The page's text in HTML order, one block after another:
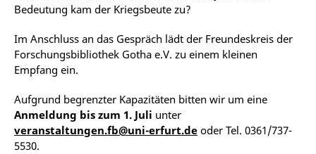
Bedeutung kam der Kriegsbeute zu?
Im Anschluss an das Gespräch lädt der Freundeskreis der
Forschungsbibliothek Gotha e.V. zu einem kleinen
Empfang ein.
Aufgrund begrenzter Kapazitäten bitten wir um eine
Anmeldung bis zum 1. Juli unter
veranstaltungen.fb@uni-erfurt.de oder Tel. 0361/737-
5530.